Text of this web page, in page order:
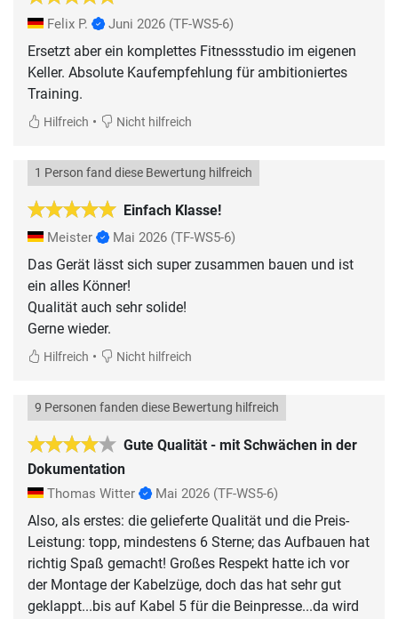
Felix P. Juni 2026 (TF-WS5-6)
Ersetzt aber ein komplettes Fitnessstudio im eigenen
Keller. Absolute Kaufempfehlung für ambitioniertes
Training.
Hilfreich • Nicht hilfreich
Einfach Klasse!
1 Person fand diese Bewertung hilfreich
Meister Mai 2026 (TF-WS5-6)
Das Gerät lässt sich super zusammen bauen und ist
ein alles Könner!
Qualität auch sehr solide!
Gerne wieder.
Hilfreich • Nicht hilfreich
Gute Qualität - mit Schwächen in der
Dokumentation
9 Personen fanden diese Bewertung hilfreich
Thomas Witter Mai 2026 (TF-WS5-6)
Also, als erstes: die gelieferte Qualität und die Preis-
Leistung: topp, mindestens 6 Sterne; das Aufbauen hat
richtig Spaß gemacht! Großes Respekt hatte ich vor
der Montage der Kabelzüge, doch das hat sehr gut
geklappt...bis auf Kabel 5 für die Beinpresse...da wird